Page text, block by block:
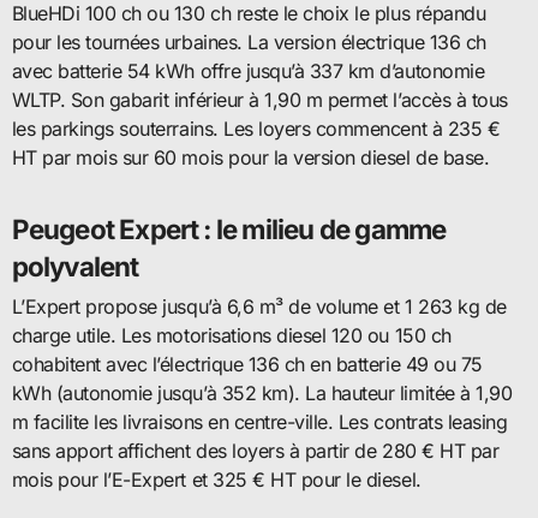
BlueHDi 100 ch ou 130 ch reste le choix le plus répandu
pour les tournées urbaines. La version électrique 136 ch
avec batterie 54 kWh offre jusqu’à 337 km d’autonomie
WLTP. Son gabarit inférieur à 1,90 m permet l’accès à tous
les parkings souterrains. Les loyers commencent à 235 €
HT par mois sur 60 mois pour la version diesel de base.
Peugeot Expert : le milieu de gamme
polyvalent
L’Expert propose jusqu’à 6,6 m³ de volume et 1 263 kg de
charge utile. Les motorisations diesel 120 ou 150 ch
cohabitent avec l’électrique 136 ch en batterie 49 ou 75
kWh (autonomie jusqu’à 352 km). La hauteur limitée à 1,90
m facilite les livraisons en centre-ville. Les contrats leasing
sans apport affichent des loyers à partir de 280 € HT par
mois pour l’E-Expert et 325 € HT pour le diesel.